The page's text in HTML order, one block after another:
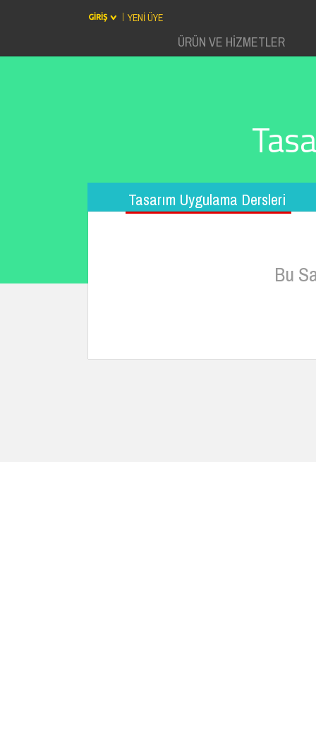
Bu
Tasarım Uygulama Dersleri
ÜRÜN VE HİZMETLER
YENİ ÜYE